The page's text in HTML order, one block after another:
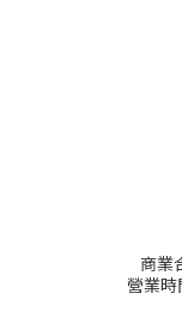
商業
營業時